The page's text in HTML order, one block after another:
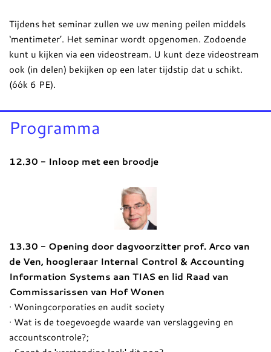
Tijdens het seminar zullen we uw mening peilen middels
‘mentimeter’. Het seminar wordt opgenomen. Zodoende
kunt u kijken via een videostream. U kunt deze videostream
ook (in delen) bekijken op een later tijdstip dat u schikt.
(óók 6 PE).
Programma
12.30 - Inloop met een broodje
13.30 - Opening door dagvoorzitter prof. Arco van
de Ven, hoogleraar Internal Control & Accounting
Information Systems aan TIAS en lid Raad van
Commissarissen van Hof Wonen
· Woningcorporaties en audit society
· Wat is de toegevoegde waarde van verslaggeving en
accountscontrole?;